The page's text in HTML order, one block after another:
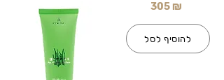
305 ₪
להוסיף לסל